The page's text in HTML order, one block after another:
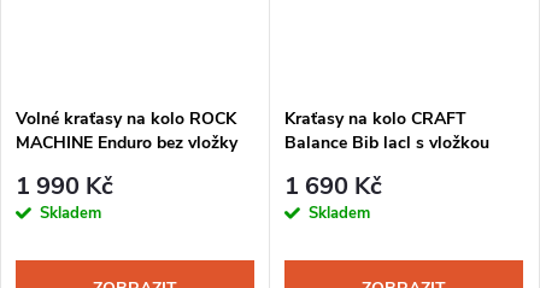
Volné kraťasy na kolo ROCK
MACHINE Enduro bez vložky
1 990 Kč
Skladem
Kraťasy na kolo CRAFT
Balance Bib lacl s vložkou
1 690 Kč
Skladem